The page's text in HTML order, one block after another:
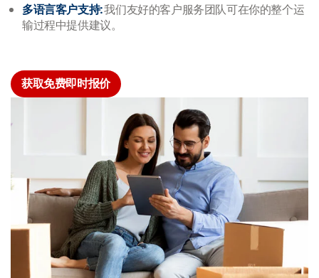
多语言客户支持:我们友好的客户服务团队可在你的整个运
输过程中提供建议。
获取免费即时报价